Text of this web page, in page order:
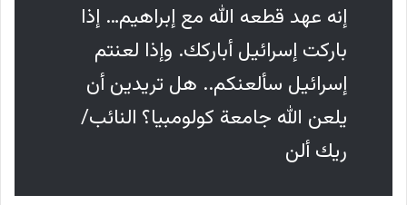
إنه عهد قطعه الله مع إبراهيم… إذا
باركت إسرائيل أباركك. وإذا لعنتم
إسرائيل سألعنكم.. هل تريدين أن
يلعن الله جامعة كولومبيا؟ النائب/
ريك ألن